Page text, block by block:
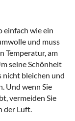
einfach wie ein
und muss
Temperatur, am
seine Schönheit
nicht bleichen und
Und wenn Sie
vermeiden Sie
der Luft.